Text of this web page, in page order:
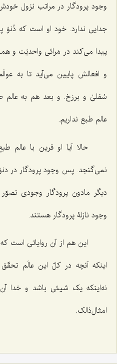
وجود پرودگار در مراتب نزول
جدایی ندارد. خود او است که دُنوّ
پیدا می‌کند در مَرائی واحدیّت و
و افعالش پایین می‌آید تا به
سُفلیٰ و برزخ. و بعد هم به عالم
عالم طبع نداریم.
حالا آیا او قرین با
نمی‌گنجد. پس وجود پرودگار در
دیگر مادون پرودگار وجودی
وجود نازلۀ پرودگار هستند.
این هم از آن روایاتی
اینکه آنچه در کلّ این عالَم تحقّق
نه‌اینکه یک شیئی باشد و خدا
امثال‌ذالک.